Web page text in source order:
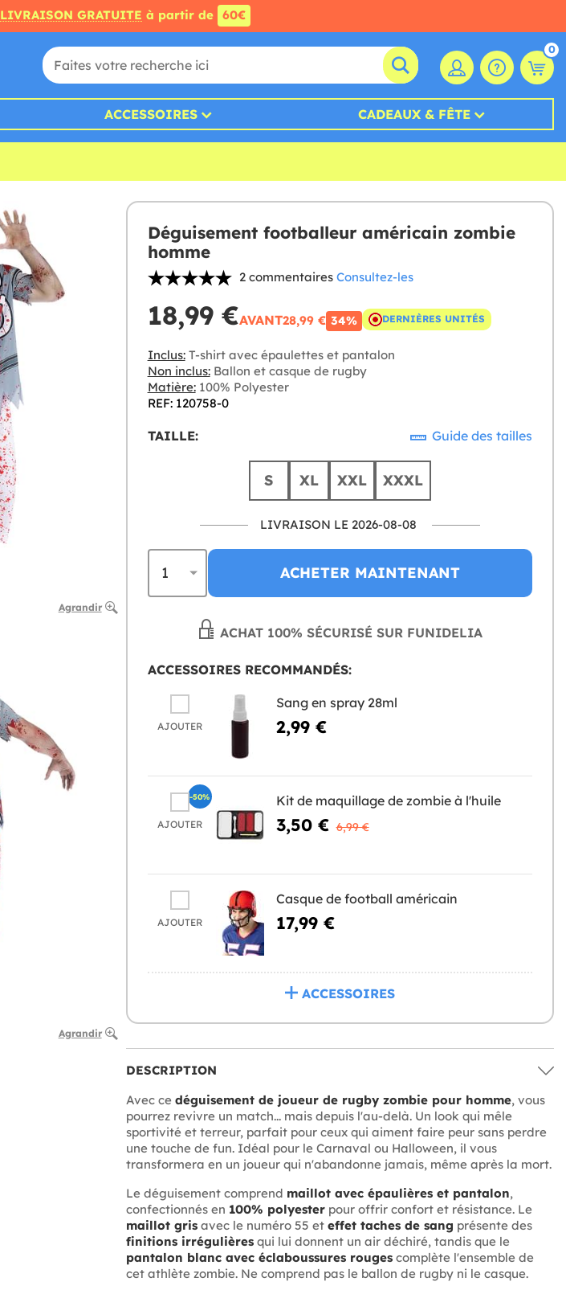
LIVRAISON GRATUITE à partir de 60€
0
ACCESSOIRES CADEAUX & FÊTE
Agrandir
Agrandir
Déguisement footballeur américain zombie
homme
2 commentaires Consultez-les
18,99 €AVANT28,99 € 34% DERNIÈRES UNITÉS
Inclus:T-shirt avec épaulettes et pantalon
Non inclus:Ballon et casque de rugby
Matière:100% Polyester
REF: 120758-0
TAILLE: Guide des tailles
S XL XXL XXXL
LIVRAISON LE 2026-08-08
ACHETER MAINTENANT
ACHAT 100% SÉCURISÉ SUR FUNIDELIA
ACCESSOIRES RECOMMANDÉS:
AJOUTER
Sang en spray 28ml
2,99 €
AJOUTER
Kit de maquillage de zombie à l'huile
3,50 € 6,99 €
-50%
AJOUTER
Casque de football américain
17,99 €
ACCESSOIRES
DESCRIPTION
Avec ce déguisement de joueur de rugby zombie pour homme, vous
pourrez revivre un match... mais depuis l'au-delà. Un look qui mêle
sportivité et terreur, parfait pour ceux qui aiment faire peur sans perdre
une touche de fun. Idéal pour le Carnaval ou Halloween, il vous
transformera en un joueur qui n'abandonne jamais, même après la mort.
Le déguisement comprend maillot avec épaulières et pantalon,
confectionnés en 100% polyesterpour offrir confort et résistance. Le
maillot grisavec le numéro 55 et effet taches de sang présente des
finitions irrégulièresqui lui donnent un air déchiré, tandis que le
pantalon blanc avec éclaboussures rougescomplète l'ensemble de
cet athlète zombie. Ne comprend pas le ballon de rugby ni le casque.